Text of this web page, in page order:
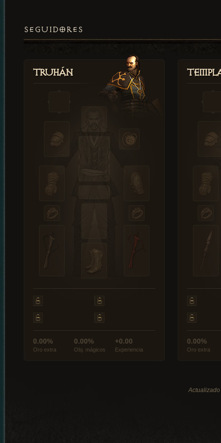
SEGUIDORES
Truhán
0.00%
Oro extra
0.00%
Obj. mágicos
+0.00
Experiencia
0.00%
Oro extra